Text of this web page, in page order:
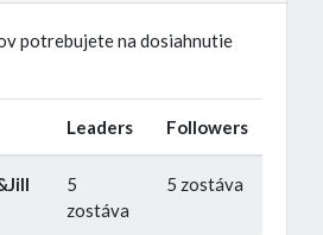
potrebujete na dosiahnutie
Leaders Followers
5
zostáva
5 zostáva